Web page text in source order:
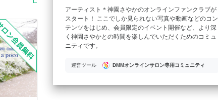
アーティスト＊神園さやかのオンラインファンクラブが
スタート！ ここでしか見られない写真や動画などのコン
テンツをはじめ、会員限定のイベント開催など、より深
く神園さやかとの時間を楽しんでいただくためのコミュ
ニティです。
運営ツール DMMオンラインサロン専用コミュニティ